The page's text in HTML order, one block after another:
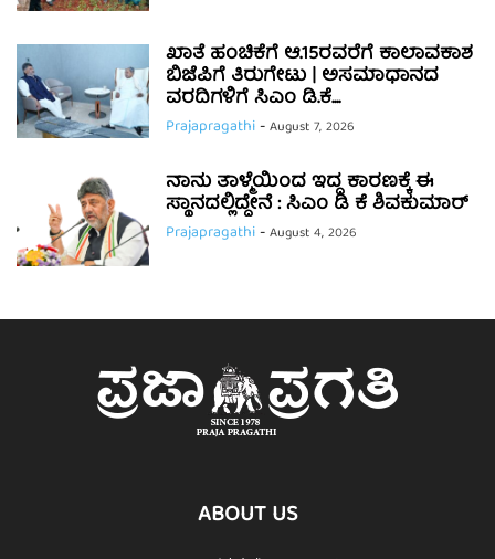
ಖಾತೆ ಹಂಚಿಕೆಗೆ ಆ.15ರವರೆಗೆ ಕಾಲಾವಕಾಶ
ಬಿಜೆಪಿಗೆ ತಿರುಗೇಟು | ಅಸಮಾಧಾನದ
ವರದಿಗಳಿಗೆ ಸಿಎಂ ಡಿ.ಕೆ....
Prajapragathi-August 7, 2026
ನಾನು ತಾಳ್ಮೆಯಿಂದ ಇದ್ದ ಕಾರಣಕ್ಕೆ ಈ
ಸ್ಥಾನದಲ್ಲಿದ್ದೇನೆ : ಸಿಎಂ ಡಿ ಕೆ ಶಿವಕುಮಾರ್
Prajapragathi-August 4, 2026
ABOUT US